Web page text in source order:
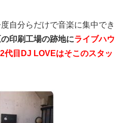
自分らだけで音楽に集中でき
印刷工場の跡地にライブハウ
目DJ LOVEはそこのスタッ